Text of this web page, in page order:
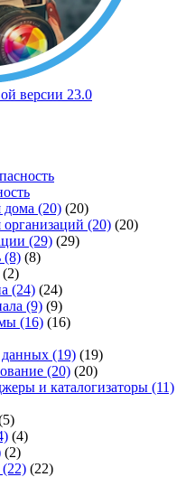
версии 23.0
дома (20) (20)
(20) (20)
(29) (29)
(8) (8)
(2)
(24) (24)
(9) (9)
(16) (16)
данных (19) (19)
(20) (20)
и каталогизаторы (11)
(4)
(2)
(22) (22)